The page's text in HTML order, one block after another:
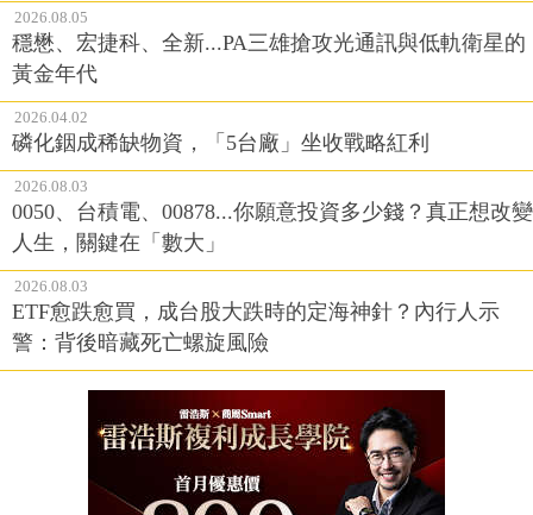
2026.08.05
穩懋、宏捷科、全新...PA三雄搶攻光通訊與低軌衛星的
黃金年代
2026.04.02
磷化銦成稀缺物資，「5台廠」坐收戰略紅利
2026.08.03
0050、台積電、00878...你願意投資多少錢？真正想改變
人生，關鍵在「數大」
2026.08.03
ETF愈跌愈買，成台股大跌時的定海神針？內行人示
警：背後暗藏死亡螺旋風險